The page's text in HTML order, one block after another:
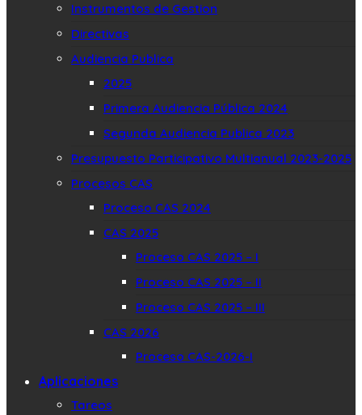
Instrumentos de Gestion
Directivas
Audiencia Publica
2025
Primera Audiencia Pública 2024
Segunda Audiencia Publica 2023
Presupuesto Participativo Multianual 2023-2025
Procesos CAS
Proceso CAS 2024
CAS 2025
Proceso CAS 2025 – I
Proceso CAS 2025 – II
Proceso CAS 2025 – III
CAS 2026
Proceso CAS-2026-I
Aplicaciones
Tareos